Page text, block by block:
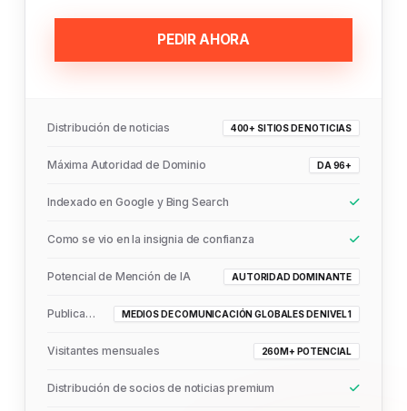
PEDIR AHORA
Distribución de noticias 400+ SITIOS DE NOTICIAS
Máxima Autoridad de Dominio DA 96+
Indexado en Google y Bing Search
Como se vio en la insignia de confianza
Potencial de Mención de IA AUTORIDAD DOMINANTE
Publicado En MEDIOS DE COMUNICACIÓN GLOBALES DE NIVEL 1
Visitantes mensuales 260M+ POTENCIAL
Distribución de socios de noticias premium